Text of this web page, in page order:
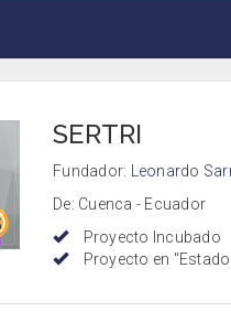
SERTRI
Fundador:
Leonardo
De: Cuenca - Ecuador
Proyecto Incubado
Proyecto en